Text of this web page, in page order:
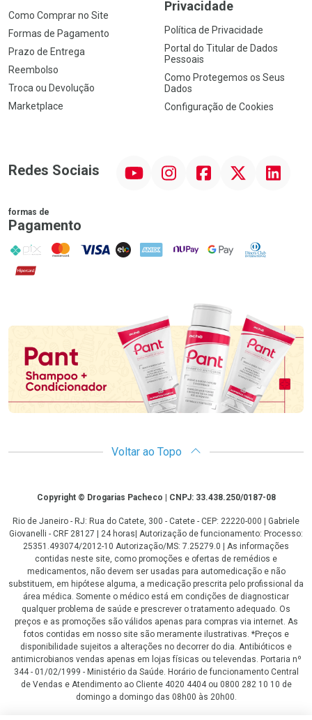
Como Comprar no Site
Formas de Pagamento
Prazo de Entrega
Reembolso
Troca ou Devolução
Marketplace
Privacidade
Política de Privacidade
Portal do Titular de Dados
Pessoais
Como Protegemos os Seus
Dados
Configuração de Cookies
Redes Sociais InstagramFacebook Linkedin
formas de
Pagamento
PIX MasterCard
VISA ELO AMEX NuPay Google PayDiners Club
Hipercard
Promoção em Destaque
Voltar ao Topo
CopyrightCopyright © Drogarias Pacheco | CNPJ: 33.438.250/0187-08
Rio de Janeiro - RJ: Rua do Catete, 300 - Catete - CEP: 22220-000 | Gabriele
Giovanelli - CRF 28127 | 24 horas| Autorização de funcionamento: Processo:
25351.493074/2012-10 Autorização/MS: 7.25279.0 | As informações
contidas neste site, como promoções e ofertas de remédios e
medicamentos, não devem ser usadas para automedicação e não
substituem, em hipótese alguma, a medicação prescrita pelo profissional da
área médica. Somente o médico está em condições de diagnosticar
qualquer problema de saúde e prescrever o tratamento adequado. Os
preços e as promoções são válidos apenas para compras via internet. As
fotos contidas em nosso site são meramente ilustrativas. *Preços e
disponibilidade sujeitos a alterações no decorrer do dia. Antibióticos e
antimicrobianos vendas apenas em lojas físicas ou televendas. Portaria nº
344 - 01/02/1999 - Ministério da Saúde. Horário de funcionamento Central
de Vendas e Atendimento ao Cliente 4020 4404 ou 0800 282 10 10 de
domingo a domingo das 08h00 às 20h00.